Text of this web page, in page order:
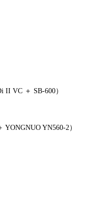
II VC ＋ SB-600）
YN560-2）